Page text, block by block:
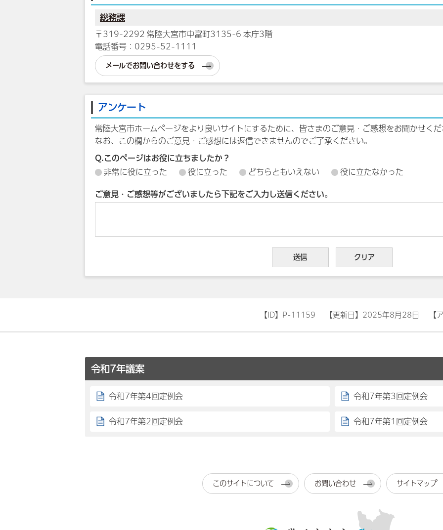
総務課
〒319-2292 常陸大宮市中富町3135-6 本庁3階
電話番号：0295-52-1111
メールでお問い合わせをする
アンケート
常陸大宮市ホームページをより良いサイトにするために、皆さまのご意見・ご感想をお聞かせく
なお、この欄からのご意見・ご感想には返信できませんのでご了承ください。
Q.このページはお役に立ちましたか？
非常に役に立った
役に立った どちらともいえない 役に立たなかった
ご意見・ご感想等がございましたら下記をご入力し送信ください。
【ID】 P-11159 【更新日】 2025年8月28日 【
令和7年議案
令和7年第4回定例会 令和7年第3回定例会
令和7年第2回定例会 令和7年第1回定例会
このサイトについて お問い合わせ サイトマップ